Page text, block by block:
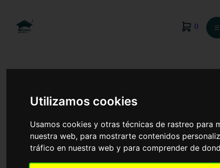
Utilizamos cookies
Usamos cookies y otras técnicas de rastreo para
nuestra web, para mostrarte contenidos
tráfico en nuestra web y para comprender de
0 ☰